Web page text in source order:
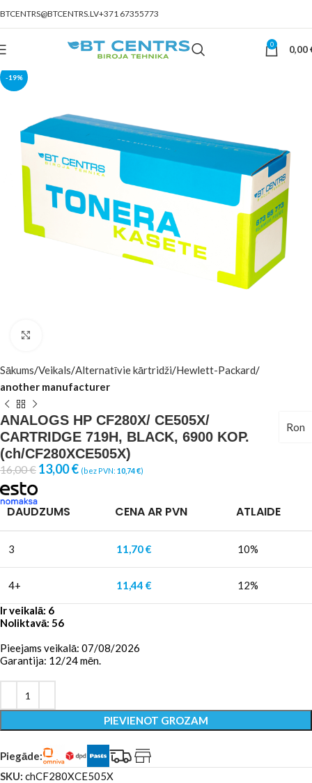
BTCENTRS@BTCENTRS.LV+371 67355773
0 0,00
-19%
Sākums Veikals Alternatīvie kārtridži Hewlett-Packard
another manufacturer
ANALOGS HP CF280X/ CE505X/
CARTRIDGE 719H, BLACK, 6900 KOP.
(ch/CF280XCE505X)
Ron
16,00€ 13,00€ (bez PVN: 10,74€)
DAUDZUMS CENA AR PVN ATLAIDE
3 11,70€ 10%
4+ 11,44 €
12%
Ir veikalā: 6
Noliktavā: 56
Pieejams veikalā: 07/08/2026
Garantija: 12/24 mēn.
PIEVIENOT GROZAM
Piegāde:
SKU: chCF280XCE505X